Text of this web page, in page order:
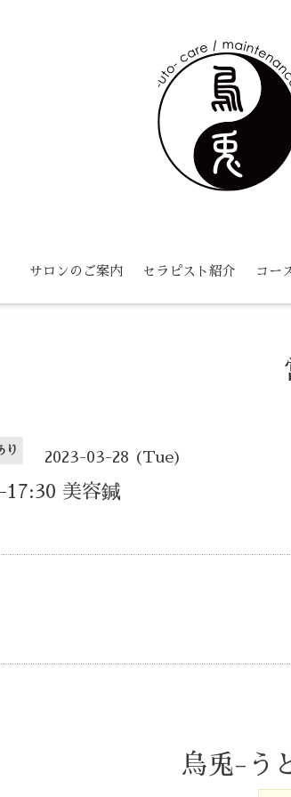
サロンのご案内 セラピスト紹介 コー
り 2023-03-28 (Tue)
17:30 美容鍼
烏兎-